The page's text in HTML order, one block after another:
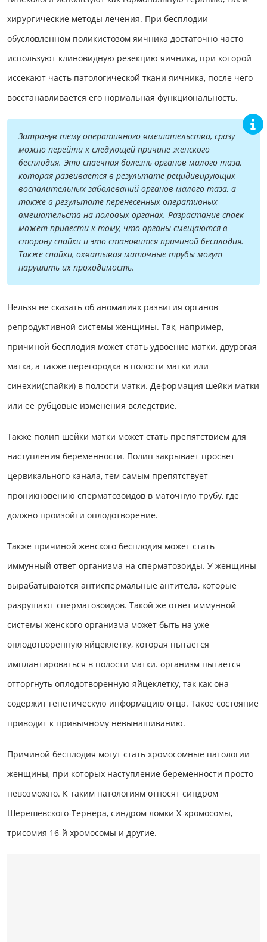
хирургические методы лечения. При бесплодии
обусловленном поликистозом яичника достаточно часто
используют клиновидную резекцию яичника, при которой
иссекают часть патологической ткани яичника, после чего
восстанавливается его нормальная функциональность.
Затронув тему оперативного вмешательства, сразу
можно перейти к следующей причине женского
бесплодия. Это спаечная болезнь органов малого таза,
которая развивается в результате рецидивирующих
воспалительных заболеваний органов малого таза, а
также в результате перенесенных оперативных
вмешательств на половых органах. Разрастание спаек
может привести к тому, что органы смещаются в
сторону спайки и это становится причиной бесплодия.
Также спайки, охватывая маточные трубы могут
нарушить их проходимость.
Нельзя не сказать об аномалиях развития органов
репродуктивной системы женщины. Так, например,
причиной бесплодия может стать удвоение матки, двурогая
матка, а также перегородка в полости матки или
синехии(спайки) в полости матки. Деформация шейки матки
или ее рубцовые изменения вследствие.
Также полип шейки матки может стать препятствием для
наступления беременности. Полип закрывает просвет
цервикального канала, тем самым препятствует
проникновению сперматозоидов в маточную трубу, где
должно произойти оплодотворение.
Также причиной женского бесплодия может стать
иммунный ответ организма на сперматозоиды. У женщины
вырабатываются антиспермальные антитела, которые
разрушают сперматозоидов. Такой же ответ иммунной
системы женского организма может быть на уже
оплодотворенную яйцеклетку, которая пытается
имплантироваться в полости матки. организм пытается
отторгнуть оплодотворенную яйцеклетку, так как она
содержит генетическую информацию отца. Такое состояние
приводит к привычному невынашиванию.
Причиной бесплодия могут стать хромосомные патологии
женщины, при которых наступление беременности просто
невозможно. К таким патологиям относят синдром
Шерешевского-Тернера, синдром ломки Х-хромосомы,
трисомия 16-й хромосомы и другие.